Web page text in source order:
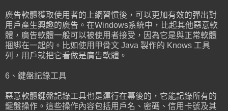
廣告軟體獲取使用者的上網習慣後，可以更加有效的彈出對
用戶產生興趣的廣告。在Windows系統中，比起其他惡意軟
體，廣告軟體一般可以被使用者接受，因為它是與正常軟體
捆綁在一起的。比如使用甲骨文 Java 製作的 Knows 工具
列，用戶就把它看做是廣告軟體。
6、鍵盤記錄工具
惡意軟體鍵盤記錄工具也是運行在幕後的，它能記錄所有的
鍵盤操作。這些操作內容包括用戶名、密碼、信用卡號及其